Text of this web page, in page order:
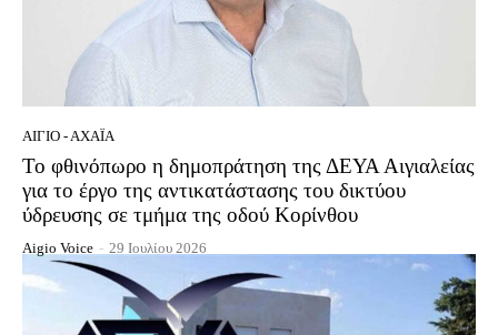
ΑΊΓΙΟ - ΑΧΑΪ́Α
Το φθινόπωρο η δημοπράτηση της ΔΕΥΑ Αιγιαλείας
για το έργο της αντικατάστασης του δικτύου
ύδρευσης σε τμήμα της οδού Κορίνθου
Aigio Voice - 29 Ιουλίου 2026